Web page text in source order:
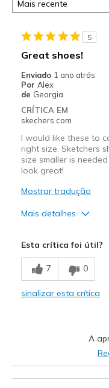
5
Great shoes!
Enviado 1 ano atrás
Por Alex
de Georgia
CRÍTICA EM
skechers.com
I would like these to
right size. Sketchers
size smaller is
look great!
Mostrar tradução
Mais detalhes
Breathe Well
Comfortable
Esta crítica foi útil?
7 0
sinalizar esta crítica
A